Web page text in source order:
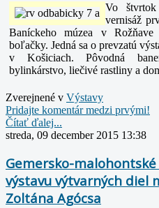
Vo
vernisáž
Baníckeho múzea v
boľačky. Jedná sa o prevzatú
v Košiciach. Pôvodná
bylinkárstvo, liečivé rastliny a
Zverejnené v Výstavy
Pridajte komentár medzi prvými!
Čítať ďalej...
streda, 09 december 2015 13:38
Gemersko-
výstavu výtvarných diel
Zoltána Agócsa